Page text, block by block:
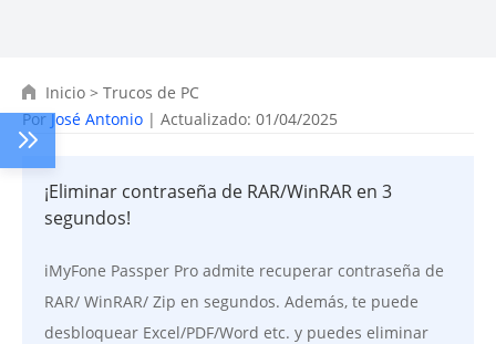
Inicio > Trucos de PC
PorJosé Antonio | Actualizado: 01/04/2025
¡Eliminar contraseña de RAR/WinRAR en 3
segundos!
iMyFone Passper Pro admite recuperar contraseña de
RAR/ WinRAR/ Zip en segundos. Además, te puede
desbloquear Excel/PDF/Word etc. y puedes eliminar